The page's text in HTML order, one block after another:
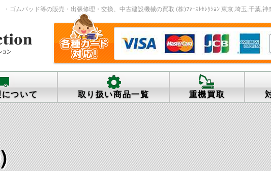
ゴムパッド等の販売・出張修理・交換、中古建設機械の買取 (株)ﾌｧｰｽﾄｾﾚｸｼｮﾝ 東京,埼玉,千葉,神
ついて 取り扱い商品一覧 重機買取